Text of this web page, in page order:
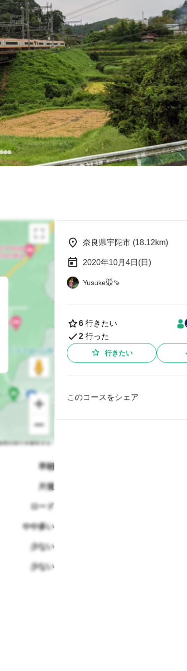
早朝
片道
ロード
やや多い
少ない
少ない
奈良県宇陀市 (18.12km)
2020年10月4日(日)
Yusuke🐭🍠
6 行きたい
2 行った
行きたい
このコースをシェア